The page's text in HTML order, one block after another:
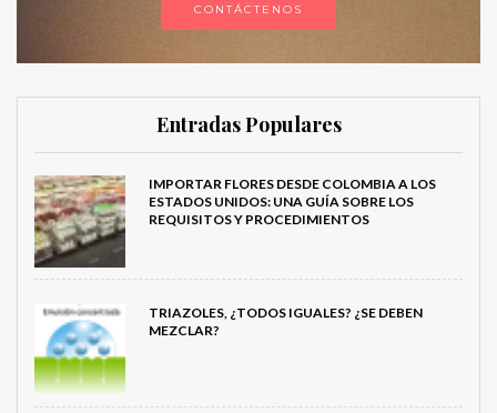
CONTÁCTENOS
Entradas Populares
IMPORTAR FLORES DESDE COLOMBIA A LOS
ESTADOS UNIDOS: UNA GUÍA SOBRE LOS
REQUISITOS Y PROCEDIMIENTOS
TRIAZOLES, ¿TODOS IGUALES? ¿SE DEBEN
MEZCLAR?